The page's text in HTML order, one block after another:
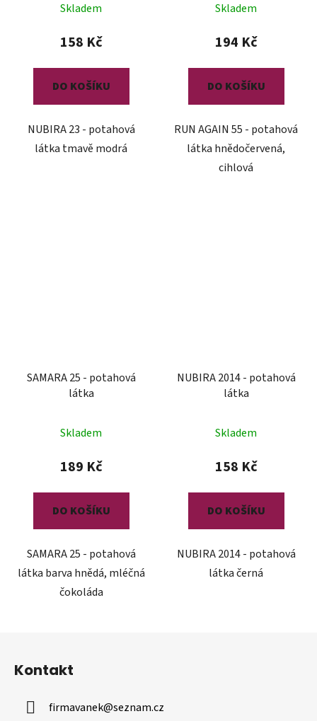
Skladem
158 Kč
DO KOŠÍKU
NUBIRA 23 - potahová
látka tmavě modrá
Skladem
194 Kč
DO KOŠÍKU
RUN AGAIN 55 - potahová
látka hnědočervená,
cihlová
SAMARA 25 - potahová
látka
Skladem
189 Kč
DO KOŠÍKU
SAMARA 25 - potahová
látka barva hnědá, mléčná
čokoláda
NUBIRA 2014 - potahová
látka
Skladem
158 Kč
DO KOŠÍKU
NUBIRA 2014 - potahová
látka černá
Kontakt
firmavanek@seznam.cz